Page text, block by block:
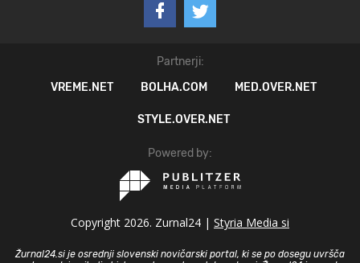
Partnerji:
VREME.NET
BOLHA.COM MED.OVER.NET
STYLE.OVER.NET
Powered by:
Copyright 2026. Zurnal24 | Styria Media si
Žurnal24.si je osrednji slovenski novičarski portal, ki se po dosegu uvršča